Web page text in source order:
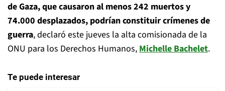
de Gaza, que causaron al menos 242 muertos y
74.000 desplazados, podrían constituir crímenes de
guerra, declaró este jueves la alta comisionada de la
ONU para los Derechos Humanos,Michelle Bachelet.
Te puede interesar